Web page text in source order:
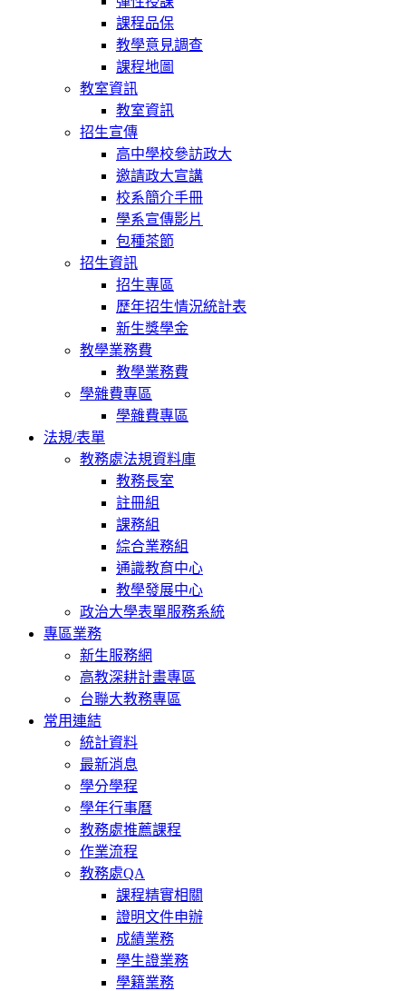
課程品保
教學意見調查
課程地圖
教室資訊
教室資訊
招生宣傳
高中學校參訪政大
邀請政大宣講
校系簡介手冊
學系宣傳影片
包種茶節
招生資訊
招生專區
歷年招生情況統計表
新生獎學金
教學業務費
教學業務費
學雜費專區
學雜費專區
法規/表單
教務處法規資料庫
教務長室
註冊組
課務組
綜合業務組
通識教育中心
教學發展中心
政治大學表單服務系統
專區業務
新生服務網
高教深耕計畫專區
台聯大教務專區
常用連結
統計資料
最新消息
學分學程
學年行事曆
教務處推薦課程
作業流程
教務處QA
課程精實相關
證明文件申辦
成績業務
學生證業務
學籍業務